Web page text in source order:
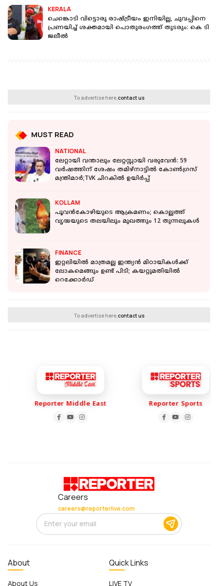
KERALA
ചെങ്കൊടി വിട്ടൊരു രാഷ്ട്രീയം ഇനിയില്ല, ചുവപ്പിനെ
പ്രണയിച്ച് ശക്തമായി പൊതുരംഗത്ത് തുടരും: കെ ടി
ജലീല്‍
To advertise here,contact us
MUST READ
NATIONAL
ലേറ്റായി വന്താലും ലേറ്റസ്റ്റായി വരുവേൻ: 59
വർഷത്തിന് ശേഷം തമിഴ്നാട്ടിൽ കോൺഗ്രസ്
മന്ത്രിമാർ;TVK ചിറകിൽ ഉയിർപ്പ്
KOLLAM
പൂവന്‍കോഴിയുടെ ആക്രമണം; കൊല്ലത്ത്
വൃദ്ധയുടെ തലയിലും മുഖത്തും 12 തുന്നലുകള്‍
FINANCE
ഇറ്റലിയിൽ മാത്രമല്ല ഇന്ത്യൻ മിഠായികൾക്ക്
ലോകമെങ്ങും ഉണ്ട് പിടി; കയറ്റുമതിയിൽ
റെക്കോർഡ്
To advertise here,contact us
Reporter Middle East Reporter Sports
Careers
careers@reporterlive.com
About
About Us
Quick Links
LIVE TV